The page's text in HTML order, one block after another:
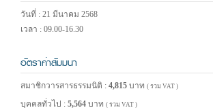
วันที่ : 21 มีนาคม 2568
เวลา : 09.00-16.30
อัตราค่าสัมมนา
สมาชิกวารสารธรรมนิติ : 4,815 บาท ( รวม VAT )
บุคคลทั่วไป : 5,564 บาท ( รวม VAT )